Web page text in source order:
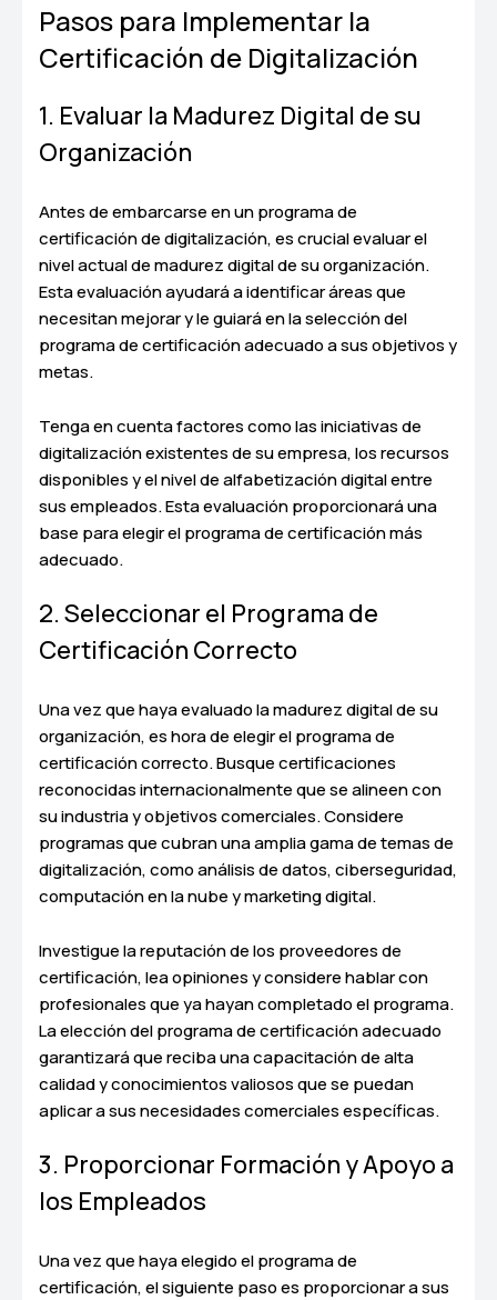
Pasos para Implementar la
Certificación de Digitalización
1. Evaluar la Madurez Digital de su
Organización
Antes de embarcarse en un programa de
certificación de digitalización, es crucial evaluar el
nivel actual de madurez digital de su organización.
Esta evaluación ayudará a identificar áreas que
necesitan mejorar y le guiará en la selección del
programa de certificación adecuado a sus objetivos y
metas.
Tenga en cuenta factores como las iniciativas de
digitalización existentes de su empresa, los recursos
disponibles y el nivel de alfabetización digital entre
sus empleados. Esta evaluación proporcionará una
base para elegir el programa de certificación más
adecuado.
2. Seleccionar el Programa de
Certificación Correcto
Una vez que haya evaluado la madurez digital de su
organización, es hora de elegir el programa de
certificación correcto. Busque certificaciones
reconocidas internacionalmente que se alineen con
su industria y objetivos comerciales. Considere
programas que cubran una amplia gama de temas de
digitalización, como análisis de datos, ciberseguridad,
computación en la nube y marketing digital.
Investigue la reputación de los proveedores de
certificación, lea opiniones y considere hablar con
profesionales que ya hayan completado el programa.
La elección del programa de certificación adecuado
garantizará que reciba una capacitación de alta
calidad y conocimientos valiosos que se puedan
aplicar a sus necesidades comerciales específicas.
3. Proporcionar Formación y Apoyo a
los Empleados
Una vez que haya elegido el programa de
certificación, el siguiente paso es proporcionar a sus